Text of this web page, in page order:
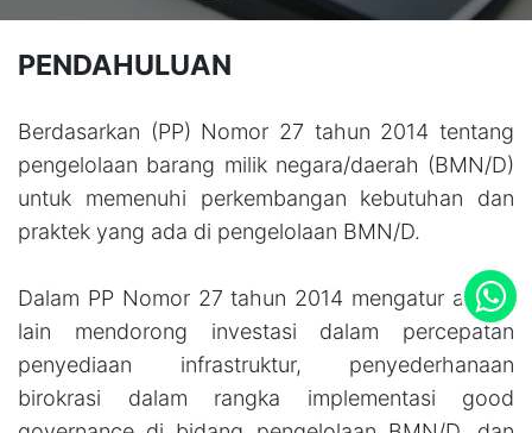
PENDAHULUAN
Berdasarkan (PP) Nomor 27 tahun 2014 tentang
pengelolaan barang milik negara/daerah (BMN/D)
untuk memenuhi perkembangan kebutuhan dan
praktek yang ada di pengelolaan BMN/D.
Dalam PP Nomor 27 tahun 2014 mengatur antara
lain mendorong investasi dalam percepatan
penyediaan infrastruktur, penyederhanaan
birokrasi dalam rangka implementasi good